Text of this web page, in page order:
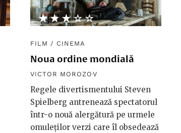
★★★★★
☆☆☆☆☆
FILM / CINEMA
Noua ordine mondială
VICTOR MOROZOV
Regele divertismentului Steven
Spielberg antrenează spectatorul
într-o nouă alergătură pe urmele
omuleților verzi care îl obsedează